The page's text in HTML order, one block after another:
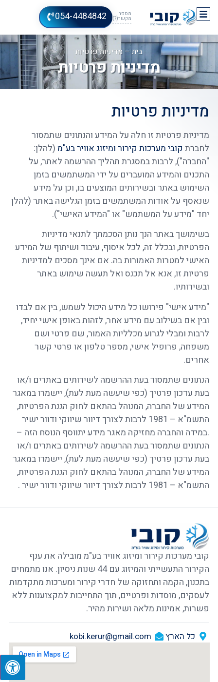
054-4484842 מספר
מקשר(?)
בית– מדיניות פרטיות
מדיניות פרטיות
מדיניות פרטיות
מדיניות פרטיות זו חלה על המידע והנתונים שתמסור
לחברת קובי מערכות קירור ומיזוג אוויר בע"מ (להלן:
"החברה"), לרבות במסגרת תהליך ההרשמה לאתר, על
התכנים והמידע המועברים על ידי המשתמשים בזמן
השימוש באתר ובשירותים המוצעים בו, וכן על מידע
שנאסף על אודות המשתמשים בזמן הגלישה באתר (להלן
יחד "מידע על המשתמש" או "המידע האישי").
בשימושך באתר הנך נותן הסכמתך לתנאי מדיניות
הפרטיות, ובכלל זה, לכל איסוף, עיבוד ושיתוף של המידע
האישי למטרות האמורות בה. אם אינך מסכים למדיניות
פרטיות זו, אנא אל תכנס ואל תעשה שימוש באתר
ובשירותיו.
"מידע אישי" פירושו כל מידע היכול לשמש, בין אם לבדו
ובין אם בשילוב עם מידע אחר, לזהות באופן אישי יחיד,
לרבות ומבלי לגרוע מכלליות האמור, שם פרטי ושם
משפחה, פרופיל אישי, מספר טלפון או פרטי קשר
אחרים.
הנתונים שתמסור בעת ההרשמה לשירותים באתרים ו/או
בעת עדכון פרטיך (כפי שיעשה מעת לעת), יישמרו במאגר
המידע של החברה, המנוהל בהתאם לחוק הגנת הפרטיות,
התשמ"א – 1981 לרבות לצורך דיוור שיווקי ודוור ישיר
.במידה והחברה מחזיקה מאגר מידע יתווסף הנוסח הזה –
הנתונים שתמסור בעת ההרשמה לשירותים באתרים ו/או
בעת עדכון פרטיך (כפי שיעשה מעת לעת), יישמרו במאגר
המידע של החברה, המנוהל בהתאם לחוק הגנת הפרטיות,
התשמ"א – 1981 לרבות לצורך דיוור שיווקי ודוור ישיר .
קובי מערכות קירור ומיזוג אוויר בע"מ מובילה את ענף
הקירור התעשייתי והמיזוג עם 44 שנות ניסיון. אנו מתמחים
בתכנון, הקמה ותחזוקה של חדרי קירור ומערכות מתקדמות
לעסקים, מוסדות ופרטיים, תוך התחייבות למקצוענות ללא
פשרות, אמינות מלאה ושירות מהיר.
כל הארץ kobi.kerur@gmail.com